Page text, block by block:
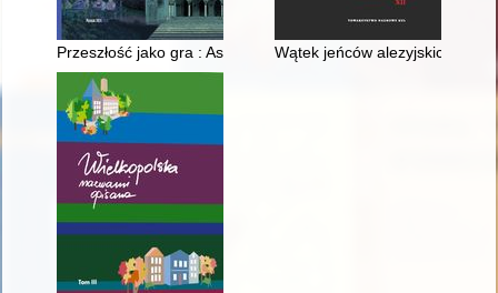
Przeszłość jako gra : Assarmot Klementyny Hoffmanowej :
Wątek jeńców alezyjskich jako